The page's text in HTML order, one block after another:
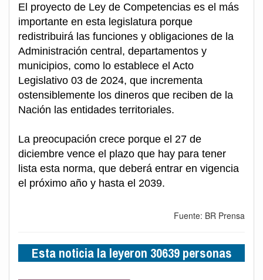
El proyecto de Ley de Competencias es el más
importante en esta legislatura porque
redistribuirá las funciones y obligaciones de la
Administración central, departamentos y
municipios, como lo establece el Acto
Legislativo 03 de 2024, que incrementa
ostensiblemente los dineros que reciben de la
Nación las entidades territoriales.
La preocupación crece porque el 27 de
diciembre vence el plazo que hay para tener
lista esta norma, que deberá entrar en vigencia
el próximo año y hasta el 2039.
Fuente: BR Prensa
Esta noticia la leyeron 30639 personas